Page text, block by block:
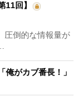
11回】
圧倒的な情報量が
がカブ番長！」